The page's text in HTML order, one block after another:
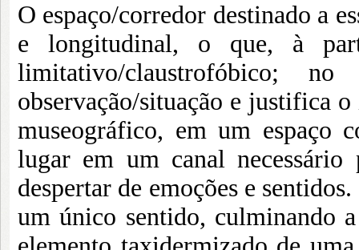
O espaço/corredor destinado a
e longitudinal, o que, à
limitativo/claustrofóbico;
observação/situação e justifica
museográfico, em um espaço
lugar em um canal
despertar de emoções e
um único sentido, culminando